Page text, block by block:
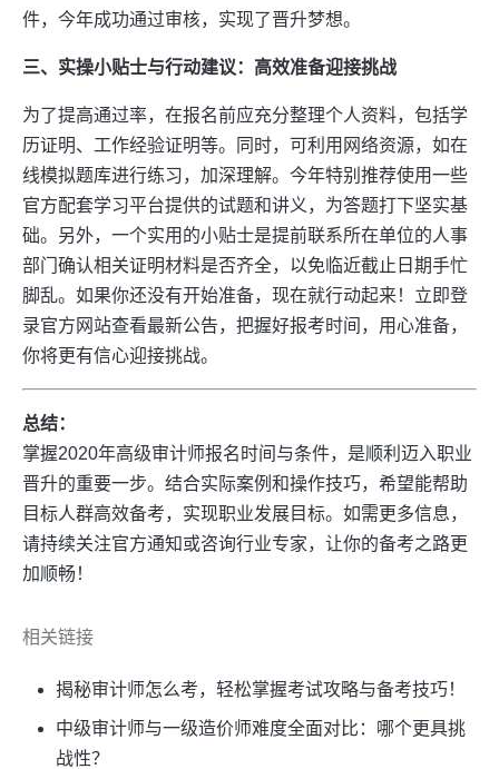
件，今年成功通过审核，实现了晋升梦想。
三、实操小贴士与行动建议：高效准备迎接挑战
为了提高通过率，在报名前应充分整理个人资料，包括学
历证明、工作经验证明等。同时，可利用网络资源，如在
线模拟题库进行练习，加深理解。今年特别推荐使用一些
官方配套学习平台提供的试题和讲义，为答题打下坚实基
础。另外，一个实用的小贴士是提前联系所在单位的人事
部门确认相关证明材料是否齐全，以免临近截止日期手忙
脚乱。如果你还没有开始准备，现在就行动起来！立即登
录官方网站查看最新公告，把握好报考时间，用心准备，
你将更有信心迎接挑战。
总结：
掌握2020年高级审计师报名时间与条件，是顺利迈入职业
晋升的重要一步。结合实际案例和操作技巧，希望能帮助
目标人群高效备考，实现职业发展目标。如需更多信息，
请持续关注官方通知或咨询行业专家，让你的备考之路更
加顺畅！
相关链接
揭秘审计师怎么考，轻松掌握考试攻略与备考技巧！
中级审计师与一级造价师难度全面对比：哪个更具挑
战性？